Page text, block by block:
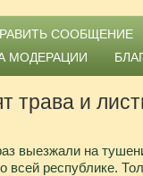
СООБЩЕНИЕ
МОДЕРАЦИИ
трава и
выезжали на
всей республике.